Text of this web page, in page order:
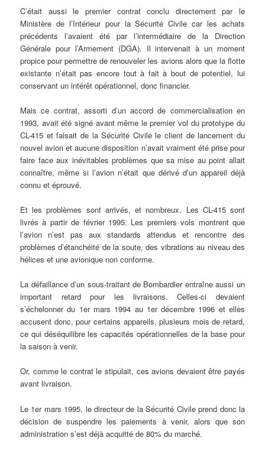
C’était aussi le premier contrat conclu directement par le
Ministère de l’Intérieur pour la Sécurité Civile car les achats
précédents l’avaient été par l’intermédiaire de la Direction
Générale pour l’Armement (DGA). Il intervenait à un moment
propice pour permettre de renouveler les avions alors que la flotte
existante n’était pas encore tout à fait à bout de potentiel, lui
conservant un intérêt opérationnel, donc financier.
Mais ce contrat, assorti d’un accord de commercialisation en
1993, avait été signé avant même le premier vol du prototype du
CL-415 et faisait de la Sécurité Civile le client de lancement du
nouvel avion et aucune disposition n’avait vraiment été prise pour
faire face aux inévitables problèmes que sa mise au point allait
connaître, même si l’avion n’était que dérivé d’un appareil déjà
connu et éprouvé.
Et les problèmes sont arrivés, et nombreux. Les CL-415 sont
livrés à partir de février 1995. Les premiers vols montrent que
l’avion n’est pas aux standards attendus et rencontre des
problèmes d’étanchéité de la soute, des vibrations au niveau des
hélices et une avionique non conforme.
La défaillance d’un sous-traitant de Bombardier entraîne aussi un
important retard pour les livraisons. Celles-ci devaient
s’échelonner du 1er mars 1994 au 1er décembre 1996 et elles
accusent donc, pour certains appareils, plusieurs mois de retard,
ce qui déséquilibre les capacités opérationnelles de la base pour
la saison à venir.
Or, comme le contrat le stipulait, ces avions devaient être payés
avant livraison.
Le 1er mars 1995, le directeur de la Sécurité Civile prend donc la
décision de suspendre les paiements à venir, alors que son
administration s’est déjà acquitté de 80% du marché.